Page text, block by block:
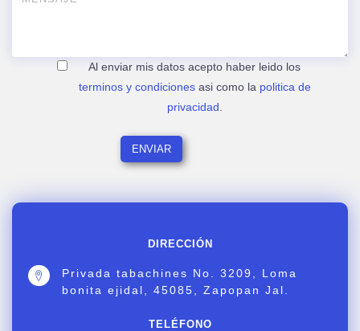
DIRECCIÓN
Privada tabachines No. 3209, Loma
bonita ejidal, 45085, Zapopan Jal.
TELÉFONO
Al enviar mis datos acepto haber leido los
terminos y condicionesasi como la politica de
privacidad